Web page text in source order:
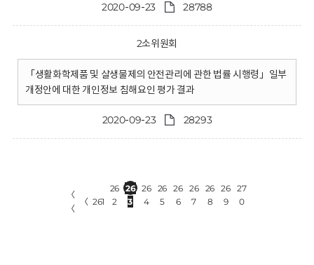
2020-09-23 28788
2소위원회
「생활화학제품 및 살생물제의 안전관리에 관한 법률 시행령」일부
개정안에 대한 개인정보 침해요인 평가 결과
2020-09-23 28293
〈
〈
〈 261
26
2
26
3
26
4
26
5
26
6
26
7
26
8
26
9
27
0